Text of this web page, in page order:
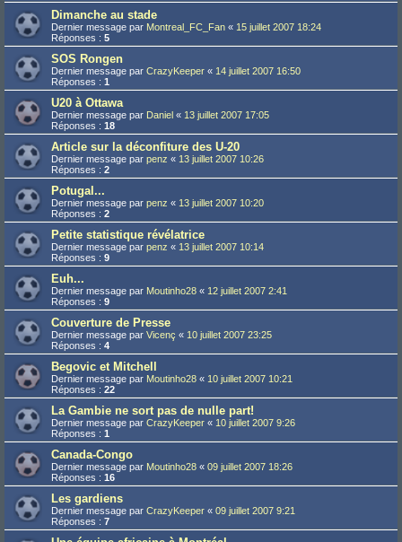
Dimanche au stade
Dernier message par Montreal_FC_Fan « 15 juillet 2007 18:24
Réponses : 5
SOS Rongen
Dernier message par CrazyKeeper « 14 juillet 2007 16:50
Réponses : 1
U20 à Ottawa
Dernier message par Daniel « 13 juillet 2007 17:05
Réponses : 18
Article sur la déconfiture des U-20
Dernier message par penz « 13 juillet 2007 10:26
Réponses : 2
Potugal...
Dernier message par penz « 13 juillet 2007 10:20
Réponses : 2
Petite statistique révélatrice
Dernier message par penz « 13 juillet 2007 10:14
Réponses : 9
Euh...
Dernier message par Moutinho28 « 12 juillet 2007 2:41
Réponses : 9
Couverture de Presse
Dernier message par Vicenç « 10 juillet 2007 23:25
Réponses : 4
Begovic et Mitchell
Dernier message par Moutinho28 « 10 juillet 2007 10:21
Réponses : 22
La Gambie ne sort pas de nulle part!
Dernier message par CrazyKeeper « 10 juillet 2007 9:26
Réponses : 1
Canada-Congo
Dernier message par Moutinho28 « 09 juillet 2007 18:26
Réponses : 16
Les gardiens
Dernier message par CrazyKeeper « 09 juillet 2007 9:21
Réponses : 7